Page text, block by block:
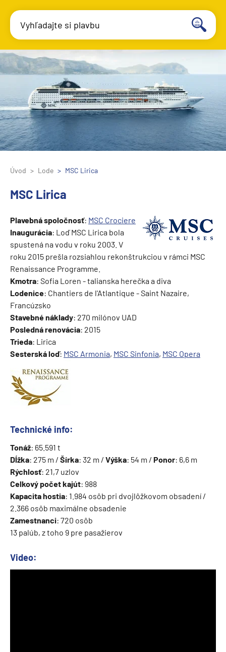
Vyhľadajte si plavbu
Úvod Lode MSC Lirica
MSC Lirica
Plavebná spoločnosť: MSC Crociere
Inaugurácia: Loď MSC Lirica bola
spustená na vodu v roku 2003. V
roku 2015 prešla rozsiahlou rekonštrukciou v rámci MSC
Renaissance Programme.
Kmotra: Sofia Loren - talianska herečka a diva
Lodenice: Chantiers de l'Atlantique - Saint Nazaire,
Francúzsko
Stavebné náklady: 270 milónov UAD
Posledná renovácia: 2015
Trieda: Lirica
Sesterská loď: MSC Armonia, MSC Sinfonia, MSC Opera
Technické info:
Tonáž: 65.591 t
Dĺžka: 275 m / Šírka: 32 m / Výška: 54 m / Ponor: 6,6 m
Rýchlosť: 21,7 uzlov
Celkový počet kajút: 988
Kapacita hostia: 1.984 osôb pri dvojlôžkovom obsadení /
2.366 osôb maximálne obsadenie
Zamestnanci: 720 osôb
13 palúb, z toho 9 pre pasažierov
Video: